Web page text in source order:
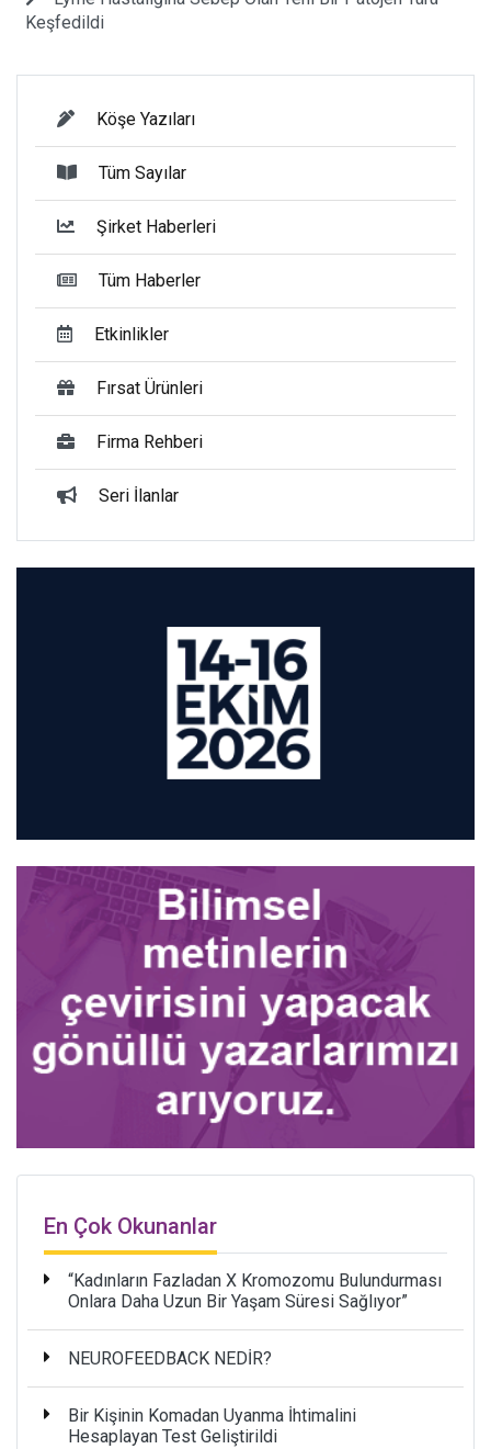
Keşfedildi
Köşe Yazıları
Tüm Sayılar
Şirket Haberleri
Tüm Haberler
Etkinlikler
Fırsat Ürünleri
Firma Rehberi
Seri İlanlar
En Çok Okunanlar
“Kadınların Fazladan X Kromozomu Bulundurması
Onlara Daha Uzun Bir Yaşam Süresi Sağlıyor”
NEUROFEEDBACK NEDİR?
Bir Kişinin Komadan Uyanma İhtimalini
Hesaplayan Test Geliştirildi